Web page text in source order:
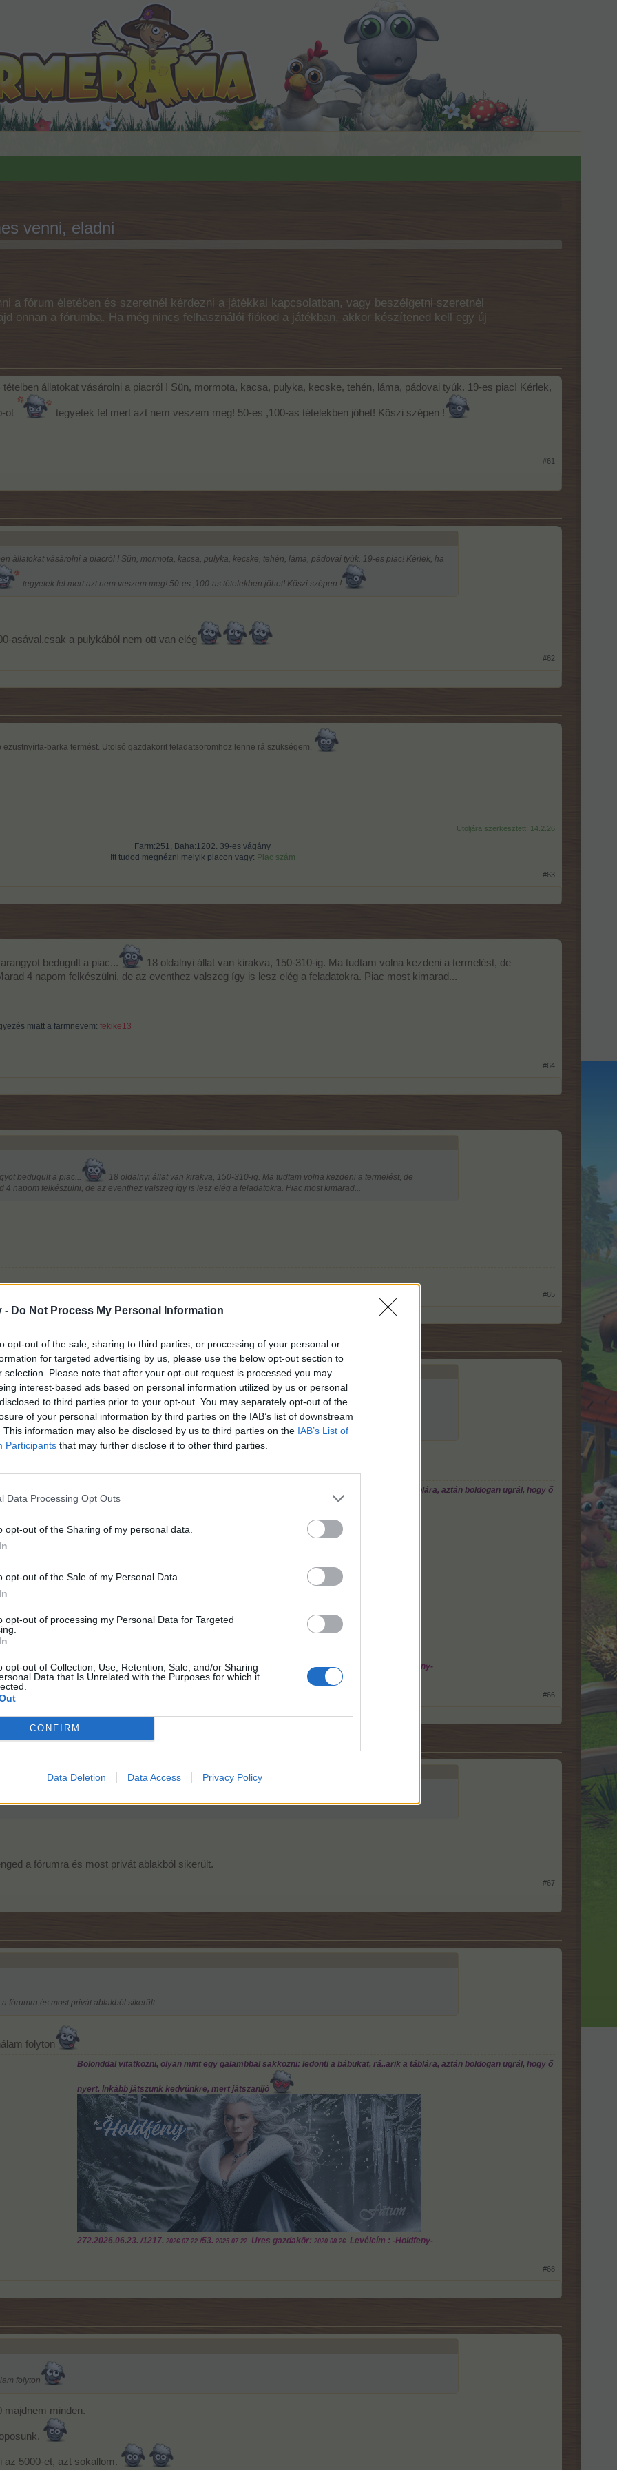
- Do Not Process My Personal Information
opt-out of the sale, sharing to third parties, or processing of your personal or
for targeted advertising by us, please use the below opt-out section to
selection. Please note that after your opt-out request is processed you may
interest-based ads based on personal information utilized by us or personal
to third parties prior to your opt-out. You may separately opt-out of the
of your personal information by third parties on the IAB’s list of downstream
This information may also be disclosed by us to third parties on the IAB’s List of
Participants that may further disclose it to other third parties.
Data Processing Opt Outs
opt-out of the Sharing of my personal data.
opt-out of the Sale of my Personal Data.
opt-out of processing my Personal Data for Targeted
opt-out of Collection, Use, Retention, Sale, and/or Sharing
Data that Is Unrelated with the Purposes for which it
CONFIRM
Data Deletion Data Access Privacy Policy
venni, eladni
a fórum életében és szeretnél kérdezni a játékkal kapcsolatban, vagy beszélgetni szeretnél
onnan a fórumba. Ha még nincs felhasználói fiókod a játékban, akkor készítened kell egy új
állatokat vásárolni a piacról ! Sün, mormota, kacsa, pulyka, kecske, tehén, láma, pádovai tyúk. 19-es piac! Kérlek,
ot tegyetek fel mert azt nem veszem meg! 50-es ,100-as tételekben jöhet! Köszi szépen !
#61
állatokat vásárolni a piacról ! Sün, mormota, kacsa, pulyka, kecske, tehén, láma, pádovai tyúk. 19-es piac! Kérlek, ha
tegyetek fel mert azt nem veszem meg! 50-es ,100-as tételekben jöhet! Köszi szépen !
asával,csak a pulykából nem ott van elég
#62
barka termést. Utolsó gazdakörit feladatsoromhoz lenne rá szükségem.
Utoljára szerkesztett: 14.2.26
Farm:251, Baha:1202. 39-es vágány
Itt tudod megnézni melyik piacon vagy: Piac szám
#63
bedugult a piac...
18 oldalnyi állat van kirakva, 150-310-ig. Ma tudtam volna kezdeni a termelést, de
4 napom felkészülni, de az eventhez valszeg így is lesz elég a feladatokra. Piac most kimarad...
miatt a farmnevem: fekike13
#64
bedugult a piac...
18 oldalnyi állat van kirakva, 150-310-ig. Ma tudtam volna kezdeni a termelést, de
napom felkészülni, de az eventhez valszeg így is lesz elég a feladatokra. Piac most kimarad...
#65
ezt.
Bolonddal vitatkozni, olyan mint egy galambbal sakkozni: ledönti a bábukat, rá..arik a táblára, aztán boldogan ugrál, hogy ő
272. 2026.06.23./1217. 2026.07.22. /53.2025.07.22. Üres gazdakör:2020.08.26. Levélcím : -Holdfeny-
#66
a fórumra és most privát ablakból sikerült.
#67
fórumra és most privát ablakból sikerült.
folyton
Bolonddal vitatkozni, olyan mint egy galambbal sakkozni: ledönti a bábukat, rá..arik a táblára, aztán boldogan ugrál, hogy ő
nyert. Inkább játszunk kedvünkre, mert játszanijó
272.2026.06.23. /1217. 2026.07.22./53. 2025.07.22. Üres gazdakör: 2020.08.26. Levélcím : -Holdfeny-
#68
folyton
majdnem minden.
az 5000-et, azt sokallom.